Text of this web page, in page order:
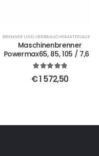
BRENNER UND VERBRAUCHSMATERIALIEN FUER POWERMAX85
Maschinenbrenner
Powermax65, 85, 105 / 7,6m
out of 5
1 572,50